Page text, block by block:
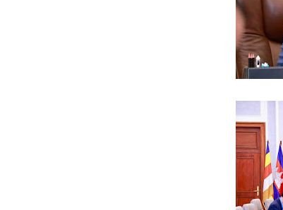
សារព័ត៌មាន"ជីវិតកូនខ្មែរ" ជាអង្គភាពមានច្បាប់អនុញ្ញាតិដោយក្រ